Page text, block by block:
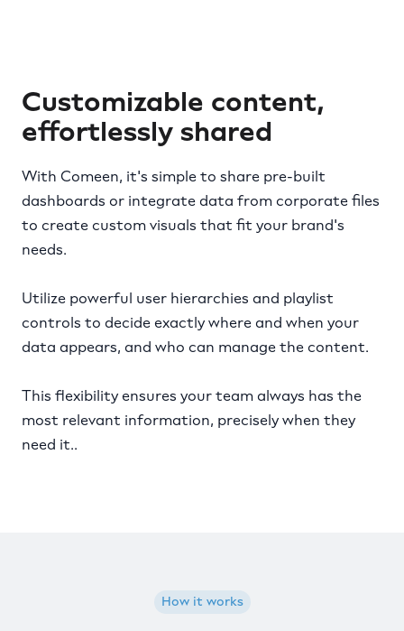
Customizable content,
effortlessly shared
With Comeen, it's simple to share pre-built
dashboards or integrate data from corporate files
to create custom visuals that fit your brand's
needs.
Utilize powerful user hierarchies and playlist
controls to decide exactly where and when your
data appears, and who can manage the content.
This flexibility ensures your team always has the
most relevant information, precisely when they
need it..
How it works